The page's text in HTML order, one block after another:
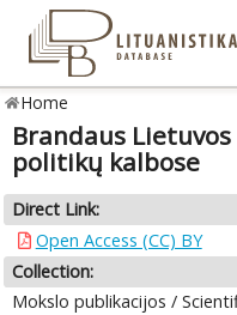
Home
Brandaus
politikų kalbose
Direct Link:
Open Access (CC) BY
Collection:
Mokslo publikacijos /